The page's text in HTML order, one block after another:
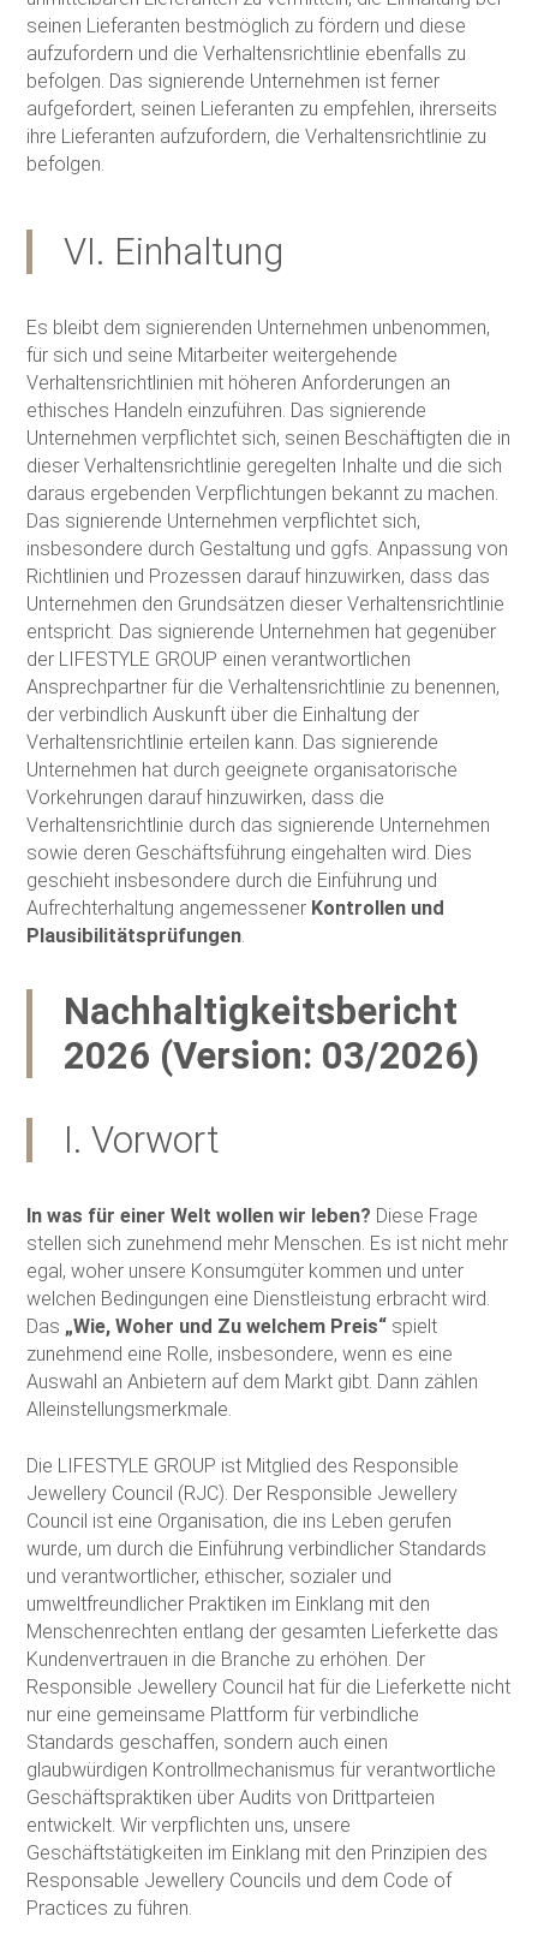
seinen Lieferanten bestmöglich zu fördern und diese
aufzufordern und die Verhaltensrichtlinie ebenfalls zu
befolgen. Das signierende Unternehmen ist ferner
aufgefordert, seinen Lieferanten zu empfehlen, ihrerseits
ihre Lieferanten aufzufordern, die Verhaltensrichtlinie zu
befolgen.
VI. Einhaltung
Es bleibt dem signierenden Unternehmen unbenommen,
für sich und seine Mitarbeiter weitergehende
Verhaltensrichtlinien mit höheren Anforderungen an
ethisches Handeln einzuführen. Das signierende
Unternehmen verpflichtet sich, seinen Beschäftigten die in
dieser Verhaltensrichtlinie geregelten Inhalte und die sich
daraus ergebenden Verpflichtungen bekannt zu machen.
Das signierende Unternehmen verpflichtet sich,
insbesondere durch Gestaltung und ggfs. Anpassung von
Richtlinien und Prozessen darauf hinzuwirken, dass das
Unternehmen den Grundsätzen dieser Verhaltensrichtlinie
entspricht. Das signierende Unternehmen hat gegenüber
der LIFESTYLE GROUP einen verantwortlichen
Ansprechpartner für die Verhaltensrichtlinie zu benennen,
der verbindlich Auskunft über die Einhaltung der
Verhaltensrichtlinie erteilen kann. Das signierende
Unternehmen hat durch geeignete organisatorische
Vorkehrungen darauf hinzuwirken, dass die
Verhaltensrichtlinie durch das signierende Unternehmen
sowie deren Geschäftsführung eingehalten wird. Dies
geschieht insbesondere durch die Einführung und
Aufrechterhaltung angemessener Kontrollen und
Plausibilitätsprüfungen.
Nachhaltigkeitsbericht
2026 (Version: 03/2026)
I. Vorwort
In was für einer Welt wollen wir leben? Diese Frage
stellen sich zunehmend mehr Menschen. Es ist nicht mehr
egal, woher unsere Konsumgüter kommen und unter
welchen Bedingungen eine Dienstleistung erbracht wird.
Das „Wie, Woher und Zu welchem Preis“ spielt
zunehmend eine Rolle, insbesondere, wenn es eine
Auswahl an Anbietern auf dem Markt gibt. Dann zählen
Alleinstellungsmerkmale.
Die LIFESTYLE GROUP ist Mitglied des Responsible
Jewellery Council (RJC). Der Responsible Jewellery
Council ist eine Organisation, die ins Leben gerufen
wurde, um durch die Einführung verbindlicher Standards
und verantwortlicher, ethischer, sozialer und
umweltfreundlicher Praktiken im Einklang mit den
Menschenrechten entlang der gesamten Lieferkette das
Kundenvertrauen in die Branche zu erhöhen. Der
Responsible Jewellery Council hat für die Lieferkette nicht
nur eine gemeinsame Plattform für verbindliche
Standards geschaffen, sondern auch einen
glaubwürdigen Kontrollmechanismus für verantwortliche
Geschäftspraktiken über Audits von Drittparteien
entwickelt. Wir verpflichten uns, unsere
Geschäftstätigkeiten im Einklang mit den Prinzipien des
Responsable Jewellery Councils und dem Code of
Practices zu führen.